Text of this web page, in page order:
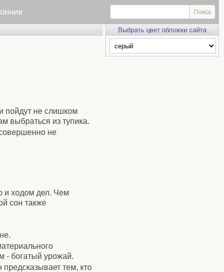
пойдут не слишком
выбраться из тупика.
не
и ходом дел. Чем
сон также
- богатый урожай.
тем, кто
Выбрать цвет обложки сайта